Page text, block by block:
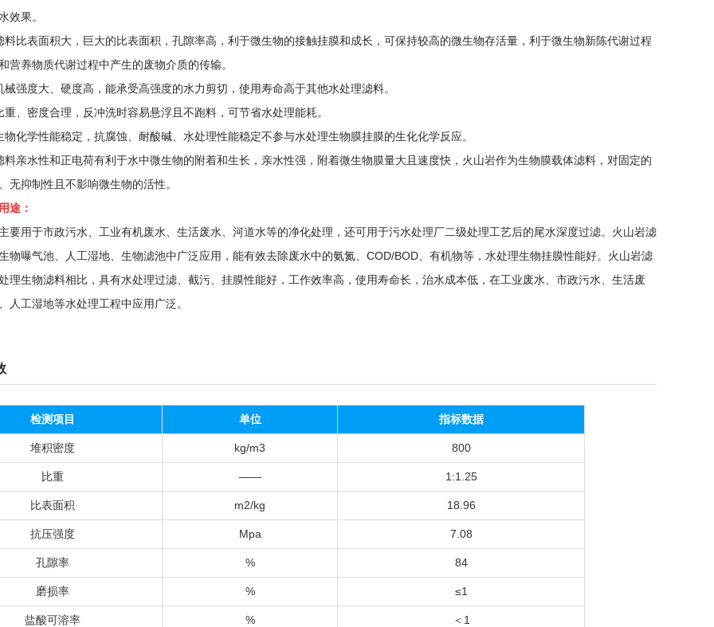
效果。
料比表面积大，巨大的比表面积，孔隙率高，利于微生物的接触挂膜和成长，可保持较高的微生物存活量，利于微生物新陈代谢过程
营养物质代谢过程中产生的废物介质的传输。
械强度大、硬度高，能承受高强度的水力剪切，使用寿命高于其他水处理滤料。
重、密度合理，反冲洗时容易悬浮且不跑料，可节省水处理能耗。
物化学性能稳定，抗腐蚀、耐酸碱、水处理性能稳定不参与水处理生物膜挂膜的生化化学反应。
料亲水性和正电荷有利于水中微生物的附着和生长，亲水性强，附着微生物膜量大且速度快，火山岩作为生物膜载体滤料，对固定的
无抑制性且不影响微生物的活性。
途：
要用于市政污水、工业有机废水、生活废水、河道水等的净化处理，还可用于污水处理厂二级处理工艺后的尾水深度过滤。火山岩滤
物曝气池、人工湿地、生物滤池中广泛应用，能有效去除废水中的氨氮、COD/BOD、有机物等，水处理生物挂膜性能好。火山岩滤
理生物滤料相比，具有水处理过滤、截污、挂膜性能好，工作效率高，使用寿命长，治水成本低，在工业废水、市政污水、生活废
人工湿地等水处理工程中应用广泛。
检测项目 单位 指标数据
堆积密度 kg/m3 800
比重 —— 1:1.25
比表面积 m2/kg 18.96
抗压强度 Mpa 7.08
孔隙率 % 84
磨损率 % ≤1
盐酸可溶率 % ＜1